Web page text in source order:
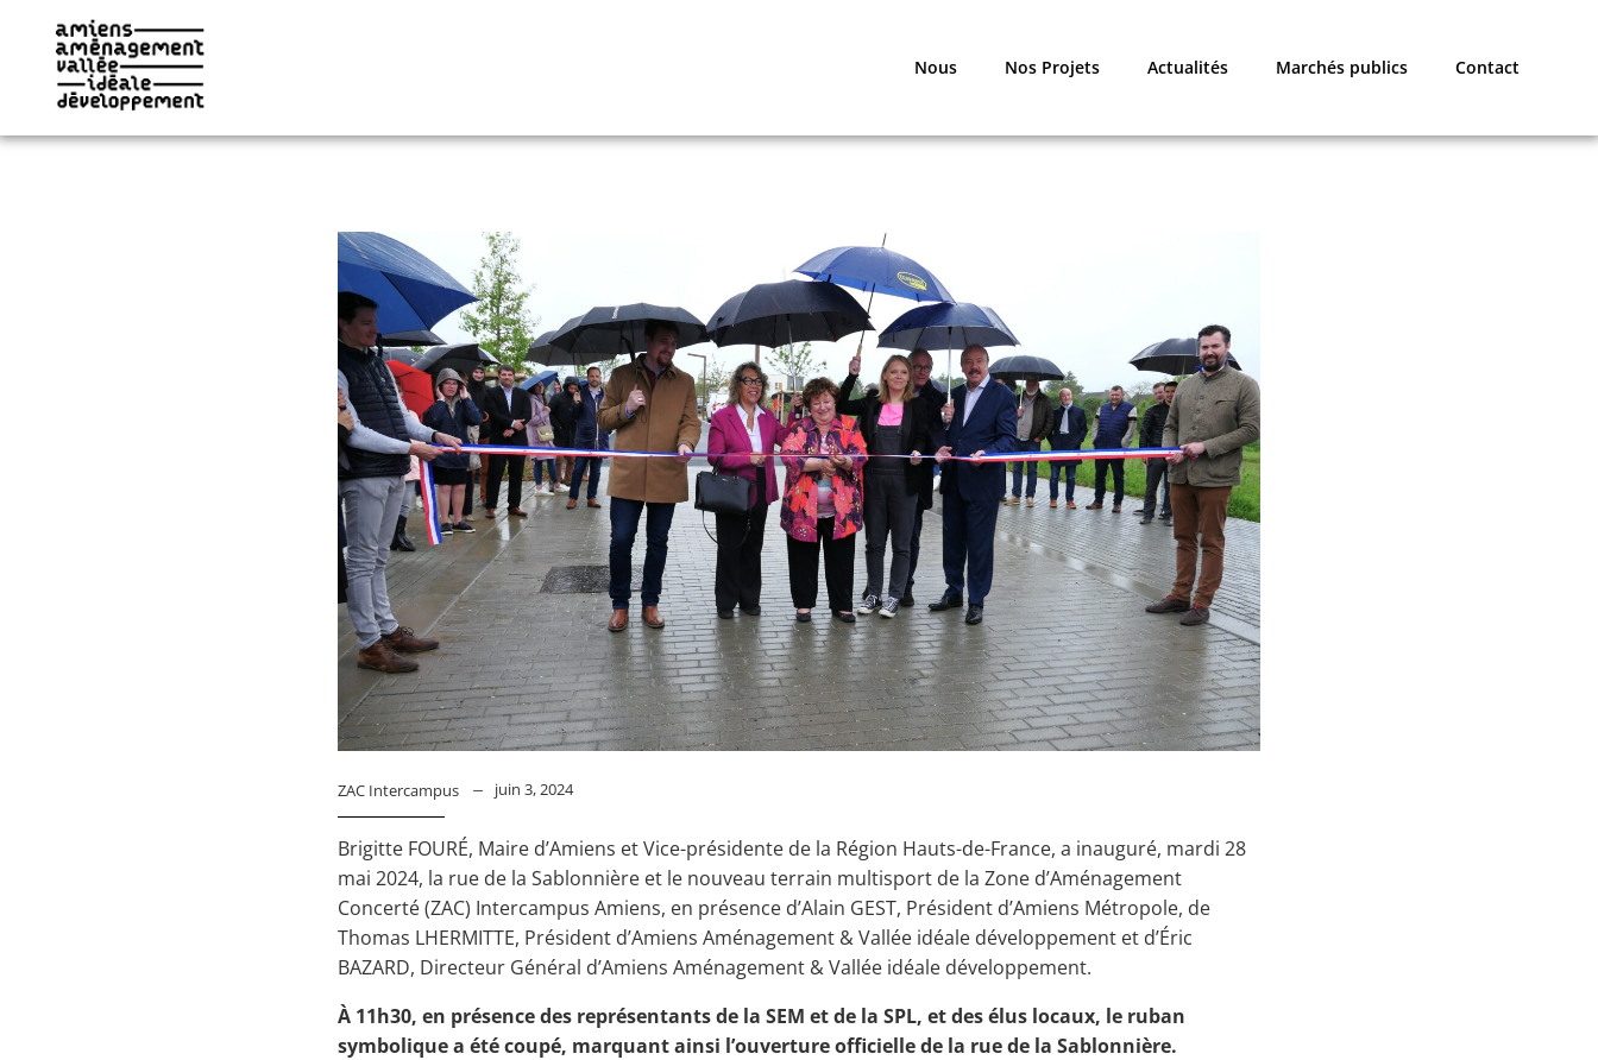
Nous Nos Projets Actualités Marchés publics Contact
ZAC Intercampus juin 3, 2024
Brigitte FOURÉ, Maire d’Amiens et Vice-présidente de la Région Hauts-de-France, a inauguré, mardi 28
mai 2024, la rue de la Sablonnière et le nouveau terrain multisport de la Zone d’Aménagement
Concerté (ZAC) Intercampus Amiens, en présence d’Alain GEST, Président d’Amiens Métropole, de
Thomas LHERMITTE, Président d’Amiens Aménagement & Vallée idéale développement et d’Éric
BAZARD, Directeur Général d’Amiens Aménagement & Vallée idéale développement.
À 11h30, en présence des représentants de la SEM et de la SPL, et des élus locaux, le ruban
symbolique a été coupé, marquant ainsi l’ouverture officielle de la rue de la Sablonnière.